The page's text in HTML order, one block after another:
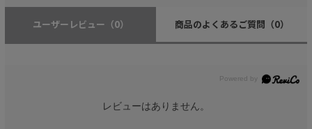
ユーザーレビュー （0） 商品のよくあるご質問 （0）
レビューはありません。